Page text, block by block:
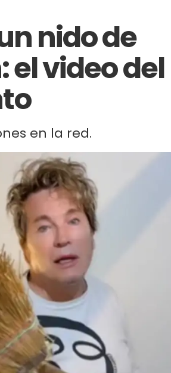
nido de
el video del
en la red.